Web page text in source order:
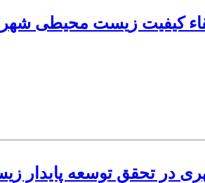
کیفیت زیست محیطی
در تحقق توسعه